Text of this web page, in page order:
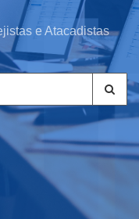
e Atacadistas